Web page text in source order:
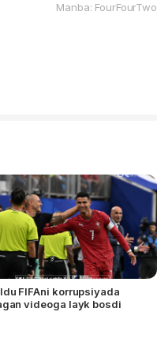
Manba: FourFourTwo
FIFAni korrupsiyada
videoga layk bosdi